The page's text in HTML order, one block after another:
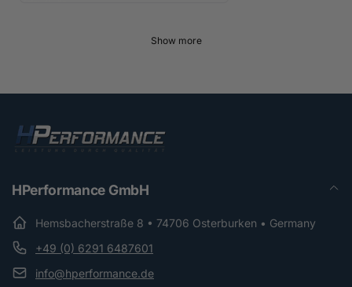
Show more
HPerformance GmbH
Hemsbacherstraße 8 • 74706 Osterburken • Germany
+49 (0) 6291 6487601
info@hperformance.de